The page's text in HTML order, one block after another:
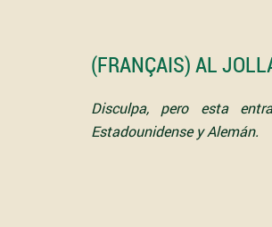
(FRANÇAIS) AL
Disculpa, pero esta
EstadounidenseyAlemán.